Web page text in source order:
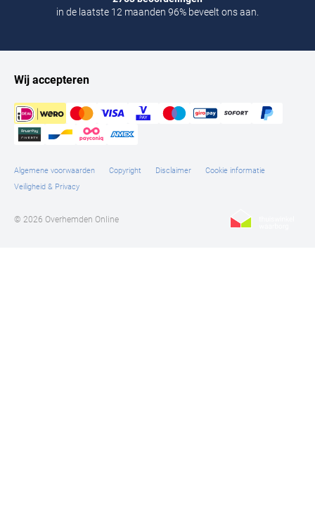
in de laatste 12 maanden 96% beveelt ons aan.
Wij accepteren
Algemene voorwaarden Copyright Disclaimer
Cookie informatie
Veiligheid & Privacy
© 2026 Overhemden Online